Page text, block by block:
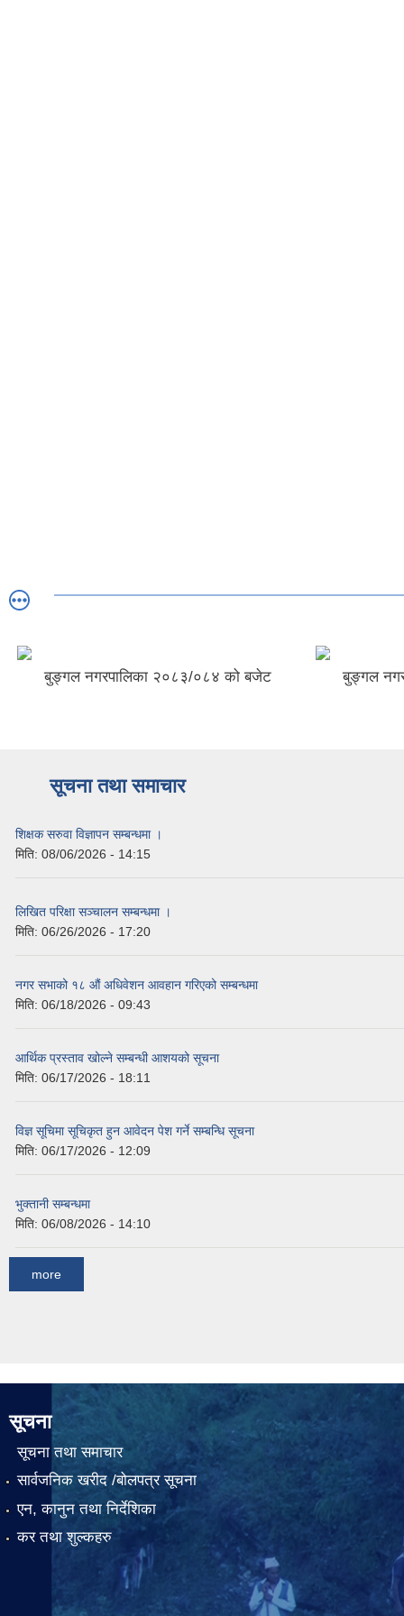
बुङ्गल नगरपालिका २०८३/०८४ को बजेट बुङ्गल
सूचना तथा समाचार
शिक्षक सरुवा विज्ञापन सम्बन्धमा ।
मिति: 08/06/2026 - 14:15
लिखित परिक्षा सञ्चालन सम्बन्धमा ।
मिति: 06/26/2026 - 17:20
नगर सभाको १८ औं अधिवेशन आवहान गरिएको सम्बन्धमा
मिति: 06/18/2026 - 09:43
आर्थिक प्रस्ताव खोल्ने सम्बन्धी आशयको सूचना
मिति: 06/17/2026 - 18:11
विज्ञ सूचिमा सूचिकृत हुन आवेदन पेश गर्ने सम्बन्धि सूचना
मिति: 06/17/2026 - 12:09
भुक्तानी सम्बन्धमा
मिति: 06/08/2026 - 14:10
more
सूचना
सूचना तथा समाचार
सार्वजनिक खरीद /बोलपत्र सूचना
एन, कानुन तथा निर्देशिका
कर तथा शुल्कहरु